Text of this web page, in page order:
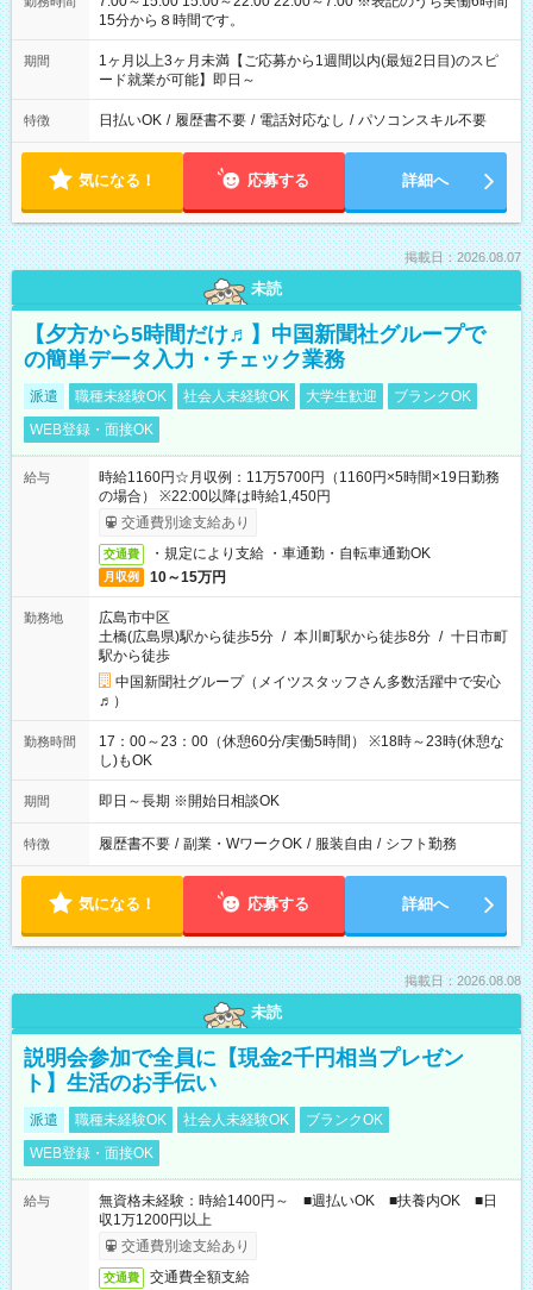
15分から８時間です。
期間
1ヶ月以上3ヶ月未満【ご応募から1週間以内(最短2日目)のスピ
ード就業が可能】即日～
特徴 日払いOK / 履歴書不要 / 電話対応なし / パソコンスキル不要
気になる！ 応募する 詳細へ
掲載日：2026.08.07
未読
【夕方から5時間だけ♬】中国新聞社グループで
の簡単データ入力・チェック業務
派遣 職種未経験OK 社会人未経験OK 大学生歓迎
ブランクOK
WEB登録・面接OK
給与
時給1160円☆月収例：11万5700円（1160円×5時間×19日勤務
の場合） ※22:00以降は時給1,450円
交通費別途支給あり
交通費 ・規定により支給 ・車通勤・自転車通勤OK
月収例 10～15万円
勤務地
広島市中区
土橋(広島県)駅から徒歩5分 / 本川町駅から徒歩8分 / 十日市町
駅から徒歩
中国新聞社グループ（メイツスタッフさん多数活躍中で安心
♬）
勤務時間
17：00～23：00（休憩60分/実働5時間） ※18時～23時(休憩な
し)もOK
期間 即日～長期 ※開始日相談OK
特徴 履歴書不要 / 副業・WワークOK / 服装自由 / シフト勤務
気になる！ 応募する 詳細へ
掲載日：2026.08.08
未読
説明会参加で全員に【現金2千円相当プレゼン
ト】生活のお手伝い
派遣 職種未経験OK 社会人未経験OK
ブランクOK
WEB登録・面接OK
給与
無資格未経験：時給1400円～ ■週払いOK ■扶養内OK ■日
収1万1200円以上
交通費別途支給あり
交通費 交通費全額支給